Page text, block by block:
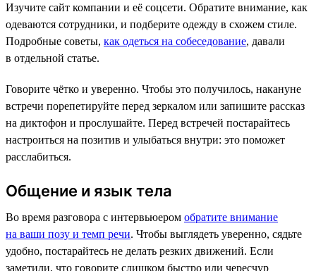
Изучите сайт компании и её соцсети. Обратите внимание, как
одеваются сотрудники, и подберите одежду в схожем стиле.
Подробные советы, как одеться на собеседование, давали
в отдельной статье.
Говорите чётко и уверенно. Чтобы это получилось, накануне
встречи порепетируйте перед зеркалом или запишите рассказ
на диктофон и прослушайте. Перед встречей постарайтесь
настроиться на позитив и улыбаться внутри: это поможет
расслабиться.
Общение и язык тела
Во время разговора с интервьюером обратите внимание
на ваши позу и темп речи. Чтобы выглядеть уверенно, сядьте
удобно, постарайтесь не делать резких движений. Если
заметили, что говорите слишком быстро или чересчур